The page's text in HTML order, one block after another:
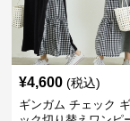
¥4,600 (税込)
ギンガム チェック